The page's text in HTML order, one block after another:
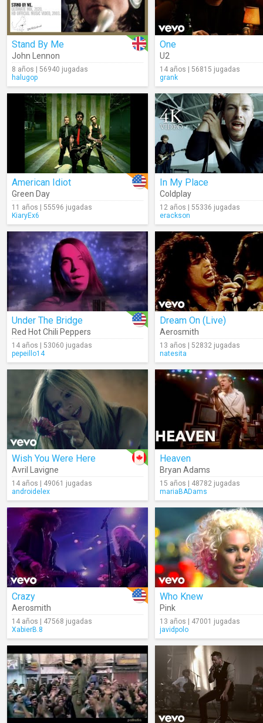
Stand By Me
John Lennon
8 años | 56940 jugadas
halugop
One
U2
14 años | 56815 jugadas
grank
American Idiot
Green Day
11 años | 55596 jugadas
KiaryEx6
In My Place
Coldplay
12 años | 55336 jugadas
erackson
Under The Bridge
Red Hot Chili Peppers
14 años | 53060 jugadas
pepeillo14
Dream On (Live)
Aerosmith
13 años | 52832 jugadas
natesita
Wish You Were Here
Avril Lavigne
14 años | 49061 jugadas
androidelex
Heaven
Bryan Adams
15 años | 48782 jugadas
mariaBADams
Crazy
Aerosmith
14 años | 47568 jugadas
XabierB.8
Who Knew
Pink
13 años | 47001 jugadas
javidpolo